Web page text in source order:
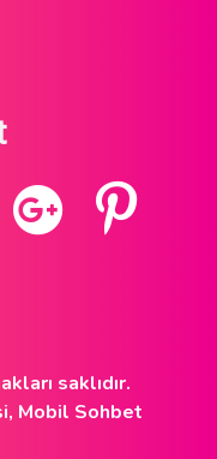
saklıdır.
Mobil Sohbet